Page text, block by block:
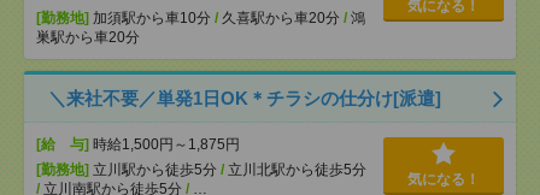
[勤務地] 加須駅から車10分 / 久喜駅から車20分 / 鴻
巣駅から車20分
気になる！
＼来社不要／単発1日OK＊チラシの仕分け[派遣]
[給 与] 時給1,500円～1,875円
[勤務地] 立川駅から徒歩5分 / 立川北駅から徒歩5分
/ 立川南駅から徒歩5分 / …
気になる！